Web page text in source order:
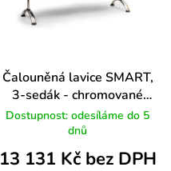
Čalouněná lavice SMART,
3-sedák - chromované
nohy, černá
Dostupnost: odesíláme do 5
dnů
13 131 Kč bez DPH